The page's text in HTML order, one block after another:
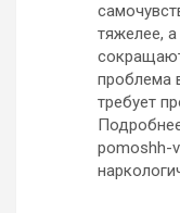
тяжелее,
проблема
требует
pomoshh-